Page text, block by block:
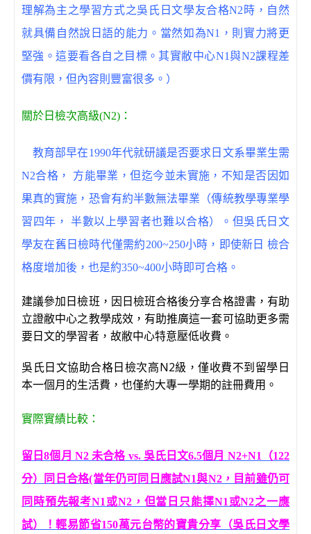
理解為主之學習方式之吳氏日文學友合格N2時，自然
就具備自然說日語的能力。當然如為N1，則實力將更
堅強。這要看各自之目標。其實敝中心N1與N2課程差
價有限，但內容則豐富很多。）
關於日檢次高級(N2)：
教育部早在1990年代就研議是否要求日文系畢業生需
N2合格， 方能畢業，但迄今並未實施，不知是否因如
果真的實施，恐會有約半數無法畢業（傳統教學專業學
習四年， 半數以上學習者也難以合格）。但吳氏日文
學友在舊日檢時代僅需約200~250小時，即使新日 檢合
格度增加後，也是約350~400小時即可合格。
建議參加日檢班，因日檢班合格後分享合格證書，有助
立證敝中心之教學成效，有助推廣這一套可協助更多需
要日文的學習者，故敝中心特意壓低收費。
吳氏日文協助合格日檢次高N2級，僅收費不到留學日
本一個月的生活費，也僅約大專一學期的註冊費用。
實際實績比較：
留日8個月 N2 未合格 vs. 吳氏日文6.5個月 N2+N1（122
分）同日合格(當年仍可同日應試N1與N2，目前雖仍可
同時預先報考N1或N2，但當日只能擇N1或N2之一應
試）！輕易節省150萬元台幣的寶貴分享（吳氏日文學